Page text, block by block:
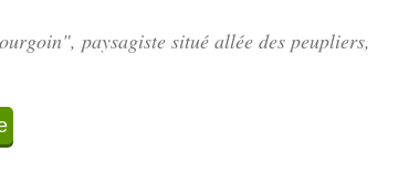
paysagiste situé allée des peupliers,